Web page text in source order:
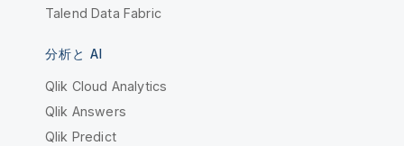
Talend Data Fabric
分析と AI
Qlik Cloud Analytics
Qlik Answers
Qlik Predict